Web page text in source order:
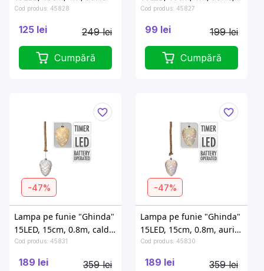
Cod produs: 45828
125 lei 249 lei
Cumpără
cald-alb
Cod produs: 45827
99 lei 199 lei
Cumpără
-47%
Lampa pe funie "Ghinda"
15LED, 15cm, 0.8m, cald-
alba
Cod produs: 45831
189 lei 359 lei
-47%
Lampa pe funie "Ghinda"
15LED, 15cm, 0.8m, aurie,
cald-alba
Cod produs: 45830
189 lei 359 lei